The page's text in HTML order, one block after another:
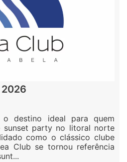
2026
destino ideal para quem
sunset party no litoral norte
como o clássico clube
Club se tornou referência